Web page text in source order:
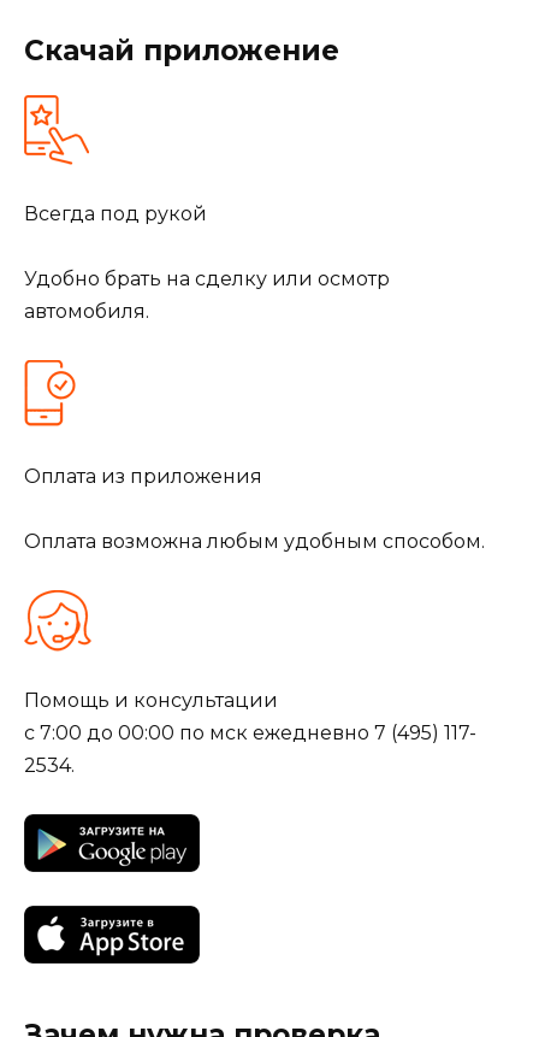
Скачай приложение
Всегда под рукой
Удобно брать на сделку или осмотр
автомобиля.
Оплата из приложения
Оплата возможна любым удобным способом.
Помощь и консультации
с 7:00 до 00:00 по мск ежедневно 7 (495) 117-
2534.